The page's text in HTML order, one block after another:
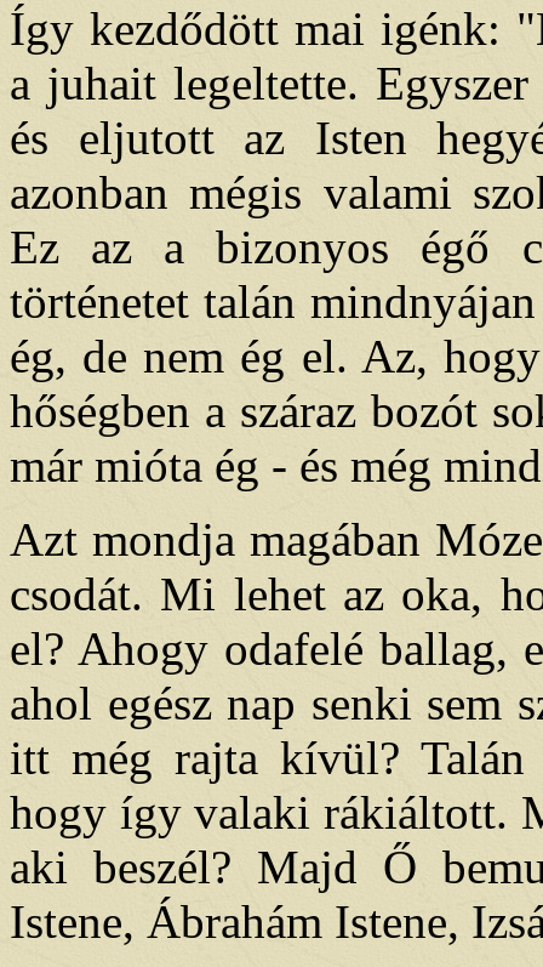
Így kezdődött mai igénk:
a juhait legeltette.
és eljutott az Isten
azonban mégis valami
Ez az a bizonyos égő
történetet talán
ég, de nem ég el. Az,
hőségben a száraz bozót
már mióta ég - és még
Azt mondja magában
csodát. Mi lehet az oka,
el? Ahogy odafelé ballag,
ahol egész nap senki sem
itt még rajta kívül?
hogy így valaki rákiáltott.
aki beszél? Majd Ő
Istene, Ábrahám Istene,